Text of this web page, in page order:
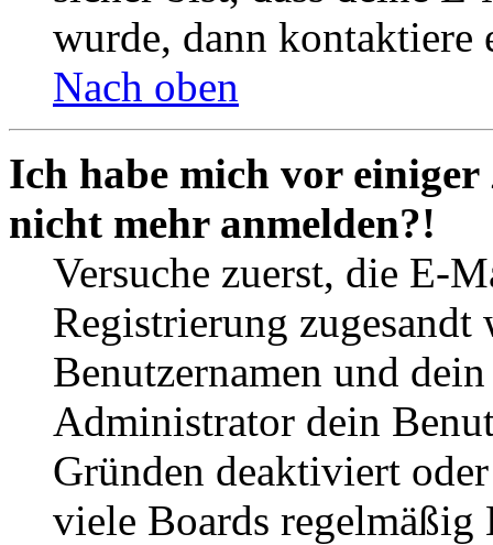
wurde, dann kontaktiere
Nach oben
Ich habe mich vor
nicht mehr anmelden?!
Versuche zuerst, die E-
Registrierung
Benutzernamen und
Administrator dein
Gründen deaktiviert
viele Boards